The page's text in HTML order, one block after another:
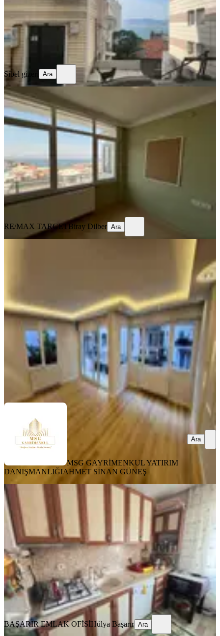
3.450.000 ₺
Sibel gizeri
Ara
Sibel gizeri Ara
YENİ
Satılık 3+1 Körfez Manzaralı , Hatay
Metro'ya Yakın Daire
Konak, Murat Reis Mahallesi
·Çatı Katı
5.400.000 ₺
RE/MAX TARGETBiray Dilber
RE/MAX TARGETBiray Dilber Ara
Msg'den İnönü Cadde Yanı - Arakat
125 m²·2. Kat·06.08.2026
6.625.000 ₺
MSG GAYRİMENKUL YATIRIM DANIŞMANLIĞIAHMET
SİNAN GÜNEŞ
MSG GAYRİMENKUL YATIRIM
DANIŞMANLIĞIAHMET SİNAN GÜNEŞ
Ara
YENİ
Betonyol Cadde Üzeri Çift Cepheli
Dogalgazlı Metro Yakını
Konak, Kılıç Reis Mahallesi
2+1·90 m²·4. Kat·06.08.2026
2.790.000 ₺
BAŞARIR EMLAK OFİSİHülya Başarır
BAŞARIR EMLAK OFİSİHülya Başarır Ara